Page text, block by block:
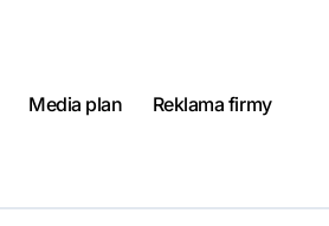
Media plan Reklama firmy